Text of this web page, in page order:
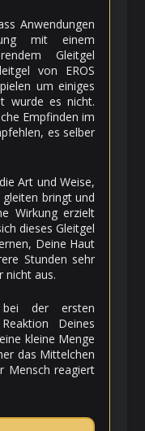
Anwendungen
mit einem
Gleitgel
von EROS
um einiges
wurde es nicht.
Empfinden im
es selber
Art und Weise,
bringt und
Wirkung erzielt
dieses Gleitgel
Deine Haut
Stunden sehr
nicht aus.
der ersten
Deines
kleine Menge
das Mittelchen
Mensch reagiert